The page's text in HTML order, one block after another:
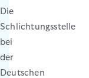
Die
Schlichtungsstelle
bei
der
Deutschen